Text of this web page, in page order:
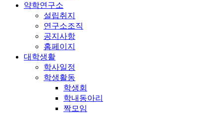
약학연구소
설립취지
연구소조직
공지사항
홈페이지
대학생활
학사일정
학생활동
학생회
학내동아리
짝모임